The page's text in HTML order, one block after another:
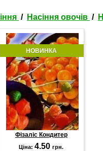
/ Насіння овочів /
НОВИНКА
Фізаліс Кондитер
Ціна:4.50грн.